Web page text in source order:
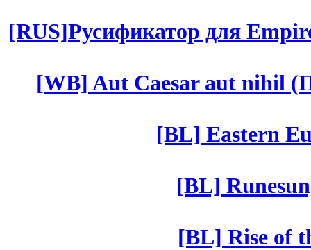
[RUS]Русификатор для
[WB] Aut Caesar aut nihil
[BL] Eastern
[BL]
[BL] Rise of